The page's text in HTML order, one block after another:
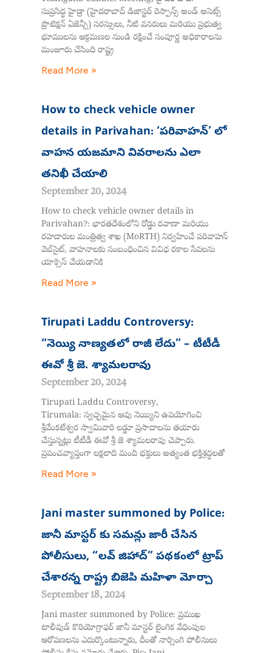
సుప్రసిద్ధ హైడ్రా (హైదరాబాద్ డిజాస్టర్ రెస్పాన్స్ అండ్ అసెట్స్
ప్రొటెక్షన్ ఏజెన్సీ) సరస్సులు, నీటి వనరులు మరియు ప్రభుత్వ
భూములను ఆక్రమణల నుండి రక్షించే సంపూర్ణ అధికారాలను
మంజూరు చేసింది రాష్ట్ర
Read More »
How to check vehicle owner
details in Parivahan: ‘పరివాహన్’ లో
వాహన యజమాని వివరాలను ఎలా
తనిఖీ చేయాలి
September 20, 2024
How to check vehicle owner details in
Parivahan?: భారతదేశంలోని రోడ్డు రవాణా మరియు
రహదారుల మంత్రిత్వ శాఖ (MoRTH) నిర్వహించే పరివాహన్
వెబ్‌సైట్, వాహనాలకు సంబంధించిన వివిధ రకాల సేవలను
యాక్సెస్ చేయడానికి
Read More »
Tirupati Laddu Controversy:
“నెయ్యి నాణ్యతలో రాజీ లేదు” – టీటీడీ
ఈవో శ్రీ జె. శ్యామలరావు
September 20, 2024
Tirupati Laddu Controversy,
Tirumala: స్వచ్ఛమైన ఆవు నెయ్యిని ఉపయోగించి
శ్రీవేంకటేశ్వర స్వామివారి లడ్డూ ప్రసాదాలను తయారు
చేస్తున్నట్లు టీటీడీ ఈవో శ్రీ జె శ్యామలరావు చెప్పారు.
ప్రపంచవ్యాప్తంగా లక్షలాది మంది భక్తులు అత్యంత భక్తిశ్రద్ధలతో
Read More »
Jani master summoned by Police:
జానీ మాస్టర్ కు సమన్లు జారీ చేసిన
పోలీసులు, “లవ్ జిహాద్” పథకంలో ట్రాప్
చేశారన్న రాష్ట్ర బిజెపి మహిళా మోర్చా
September 18, 2024
Jani master summoned by Police: ప్రముఖ
టాలీవుడ్ కొరియోగ్రాఫర్ జానీ మాస్టర్ లైంగిక వేధింపుల
ఆరోపణలను ఎదుర్కొంటున్నారు, దీంతో నార్సింగి పోలీసులు